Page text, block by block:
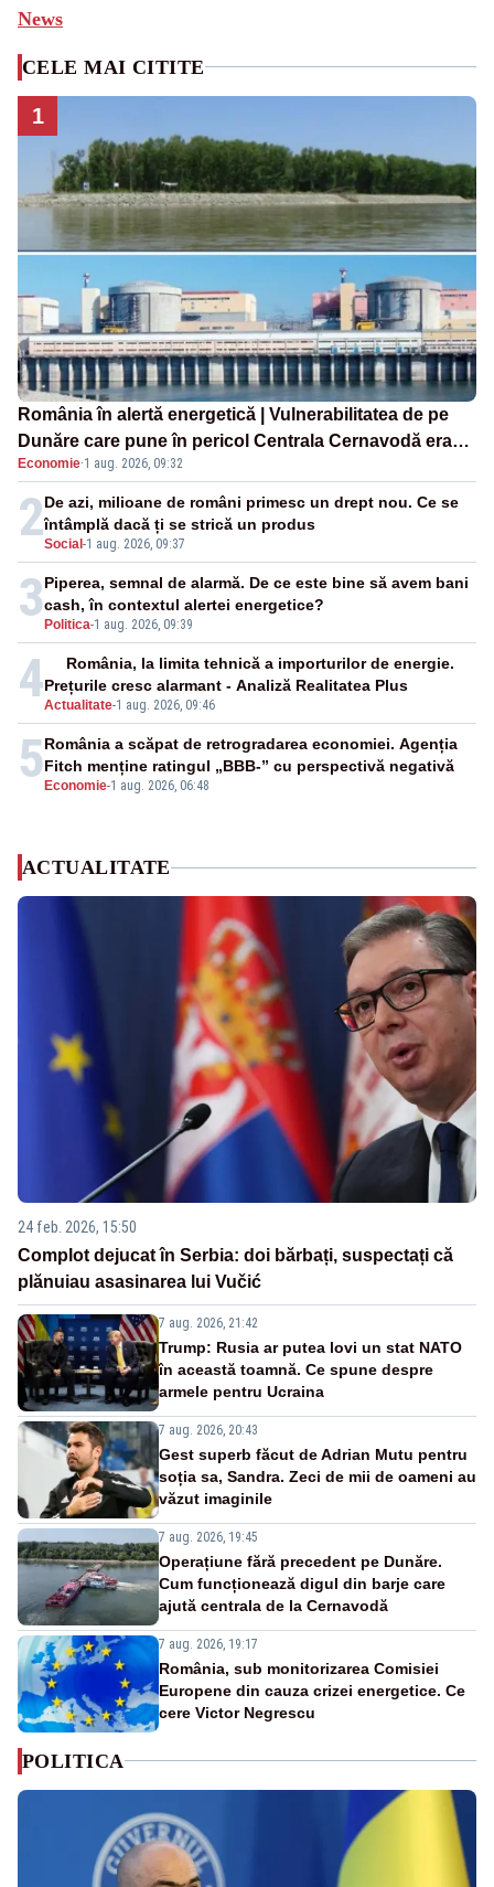
News
CELE MAI CITITE
1
România în alertă energetică | Vulnerabilitatea de pe
Dunăre care pune în pericol Centrala Cernavodă era
cunoscută de pe vremea lui Ceaușescu
Economie·1 aug. 2026, 09:32
2Social -1 aug. 2026, 09:37
De azi, milioane de români primesc un drept nou. Ce se
întâmplă dacă ți se strică un produs
3 Politica-1 aug. 2026, 09:39
Piperea, semnal de alarmă. De ce este bine să avem bani
cash, în contextul alertei energetice?
4Actualitate-1 aug. 2026, 09:46
România, la limita tehnică a importurilor de energie.
Prețurile cresc alarmant - Analiză Realitatea Plus
5 Economie-1 aug. 2026, 06:48
România a scăpat de retrogradarea economiei. Agenția
Fitch menține ratingul „BBB-” cu perspectivă negativă
ACTUALITATE
24 feb. 2026, 15:50
Complot dejucat în Serbia: doi bărbați, suspectați că
plănuiau asasinarea lui Vučić
7 aug. 2026, 21:42
Trump: Rusia ar putea lovi un stat NATO
în această toamnă. Ce spune despre
armele pentru Ucraina
7 aug. 2026, 20:43
Gest superb făcut de Adrian Mutu pentru
soția sa, Sandra. Zeci de mii de oameni au
văzut imaginile
7 aug. 2026, 19:45
Operațiune fără precedent pe Dunăre.
Cum funcționează digul din barje care
ajută centrala de la Cernavodă
7 aug. 2026, 19:17
România, sub monitorizarea Comisiei
Europene din cauza crizei energetice. Ce
cere Victor Negrescu
POLITICA